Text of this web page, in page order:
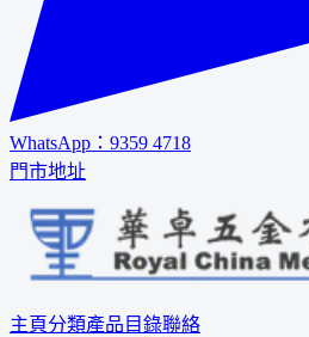
WhatsApp： 9359 4718
門市地址
主頁分類產品 目錄聯絡